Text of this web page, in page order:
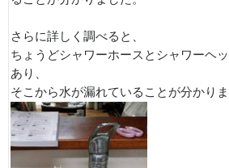
さらに詳しく調べると、
ちょうどシャワーホースとシャワーヘ
あり、
そこから水が漏れていることが分かりま